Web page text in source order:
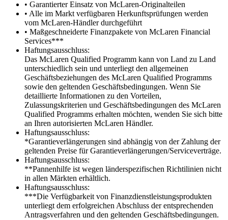
• Garantierter Einsatz von McLaren-Originalteilen
• Alle im Markt verfügbaren Herkunftsprüfungen werden
vom McLaren-Händler durchgeführt
• Maßgeschneiderte Finanzpakete von McLaren Financial
Services***
Haftungsausschluss:
Das McLaren Qualified Programm kann von Land zu Land
unterschiedlich sein und unterliegt den allgemeinen
Geschäftsbeziehungen des McLaren Qualified Programms
sowie den geltenden Geschäftsbedingungen. Wenn Sie
detaillierte Informationen zu den Vorteilen,
Zulassungskriterien und Geschäftsbedingungen des McLaren
Qualified Programms erhalten möchten, wenden Sie sich bitte
an Ihren autorisierten McLaren Händler.
Haftungsausschluss:
*Garantieverlängerungen sind abhängig von der Zahlung der
geltenden Preise für Garantieverlängerungen/Serviceverträge.
Haftungsausschluss:
**Pannenhilfe ist wegen länderspezifischen Richtilinien nicht
in allen Märkten erhältlich.
Haftungsausschluss:
***Die Verfügbarkeit von Finanzdienstleistungsprodukten
unterliegt dem erfolgreichen Abschluss der entsprechenden
Antragsverfahren und den geltenden Geschäftsbedingungen.